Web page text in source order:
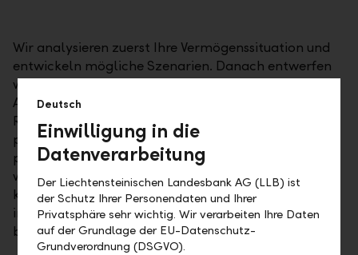
Wir analysieren zuerst Ihre Vermögenssituation und
entwickeln mögliche Szenarien. Danach entwerfen
wir mit Ihnen zusammen Ihre persönliche
Anlagestrategie. Wir überwachen systematisch die
Risiken Ihres Portfolios und weisen Sie aktiv auf
passende Anlagemöglichkeiten hin. Gemeinsam
prüfen wir Ihre Ziele regelmässig – und korrigieren,
wo nötig. Durch den Einsatz von vier Erfolgsfaktoren
können wir eine umfassende, kompetente und
innovative Vermögensverwaltung für Sie
bereitstellen:
Deutsch
Einwilligung in die
Datenverarbeitung
Der Liechtensteinischen Landesbank AG (LLB) ist
der Schutz Ihrer Personendaten und Ihrer
Privatsphäre sehr wichtig. Wir verarbeiten Ihre Daten
auf der Grundlage der EU-Datenschutz-
Grundverordnung (DSGVO).